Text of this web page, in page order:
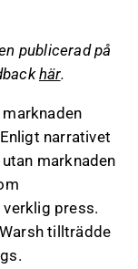
högre
kan
hökaktiga
vilket
utmaning
publicerad på
här.
narrativet
marknaden
press.
tillträdde